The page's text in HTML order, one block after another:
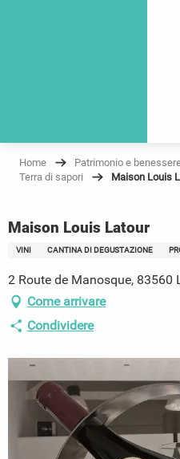
Home Patrimonio e
Terra di sapori
Maison Louis
Maison Louis Latour
VINI CANTINA DI DEGUSTAZIONE
2 Route de Manosque, 83560
Come arrivare
Condividere